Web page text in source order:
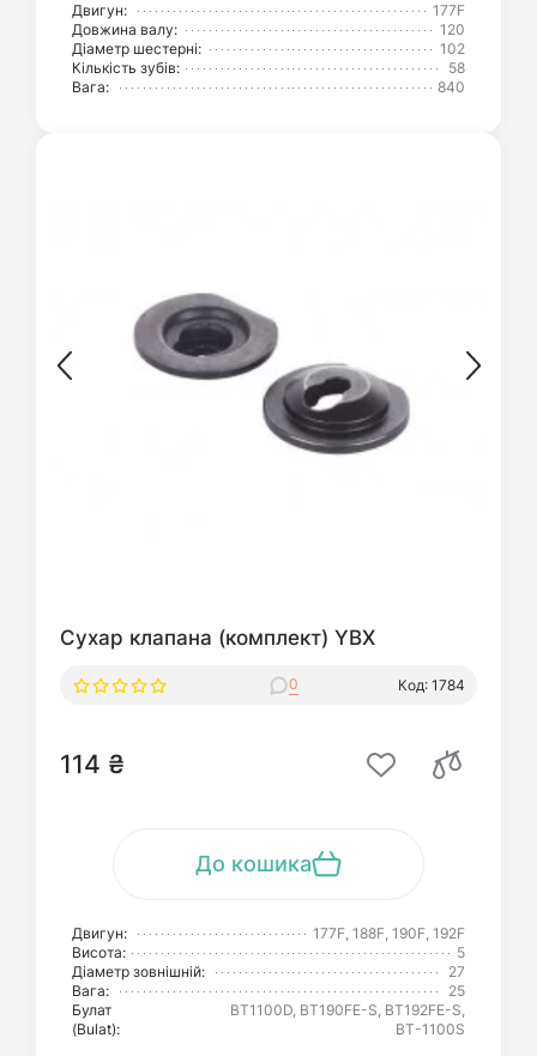
Двигун:
177F
Довжина валу:
120
Діаметр шестерні:
102
Кількість зубів:
58
Вага:
840
Сухар клапана (комплект) YBX
0 Код: 1784
114 ₴
До кошика
Двигун:
177F, 188F, 190F, 192F
Висота:
5
Діаметр зовнішній:
27
Вага:
25
Булат
(Bulat):
BT1100D, BT190FE-S, BT192FE-S,
ВТ-1100S